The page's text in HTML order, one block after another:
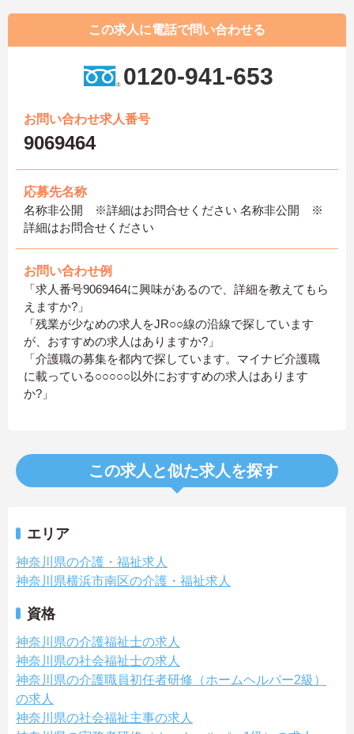
この求人に電話で問い合わせる
0120-941-653
お問い合わせ求人番号
9069464
応募先名称
名称非公開 ※詳細はお問合せください 名称非公開 ※
詳細はお問合せください
お問い合わせ例
「求人番号9069464に興味があるので、詳細を教えてもら
えますか?」
「残業が少なめの求人をJR○○線の沿線で探しています
が、おすすめの求人はありますか?」
「介護職の募集を都内で探しています。マイナビ介護職
に載っている○○○○○以外におすすめの求人はあります
か?」
この求人と似た求人を探す
エリア
神奈川県の介護・福祉求人
神奈川県横浜市南区の介護・福祉求人
資格
神奈川県の介護福祉士の求人
神奈川県の社会福祉士の求人
神奈川県の介護職員初任者研修（ホームヘルパー2級）
の求人
神奈川県の社会福祉主事の求人